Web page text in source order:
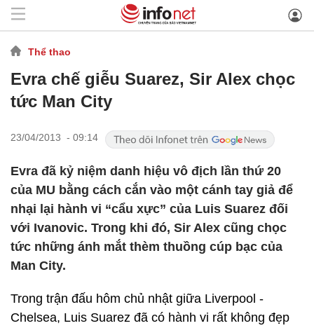
Thể thao
Evra chế giễu Suarez, Sir Alex chọc
tức Man City
23/04/2013 - 09:14
Evra đã kỷ niệm danh hiệu vô địch lần thứ 20
của MU bằng cách cắn vào một cánh tay giả để
nhại lại hành vi “cẩu xực” của Luis Suarez đối
với Ivanovic. Trong khi đó, Sir Alex cũng chọc
tức những ánh mắt thèm thuồng cúp bạc của
Man City.
Trong trận đấu hôm chủ nhật giữa Liverpool -
Chelsea, Luis Suarez đã có hành vi rất không đẹp